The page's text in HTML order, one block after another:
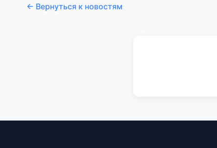
← Вернуться к новостям